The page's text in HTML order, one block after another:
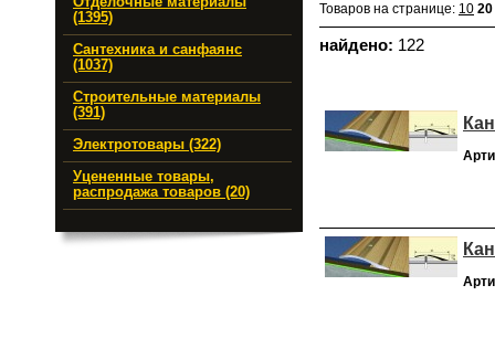
(1395)
Сантехника и санфаянс
(1037)
Строительные материалы
(391)
Электротовары (322)
Уцененные товары,
распродажа товаров (20)
Товаров на странице: 10 20
найдено: 122